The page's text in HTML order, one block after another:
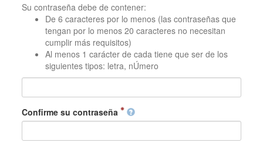
Su contraseña debe de contener:
De 6 caracteres por lo menos (las contraseñas que
tengan por lo menos 20 caracteres no necesitan
cumplir más requisitos)
Al menos 1 carácter de cada tiene que ser de los
siguientes tipos: letra, nÚmero
Confirme su contraseña